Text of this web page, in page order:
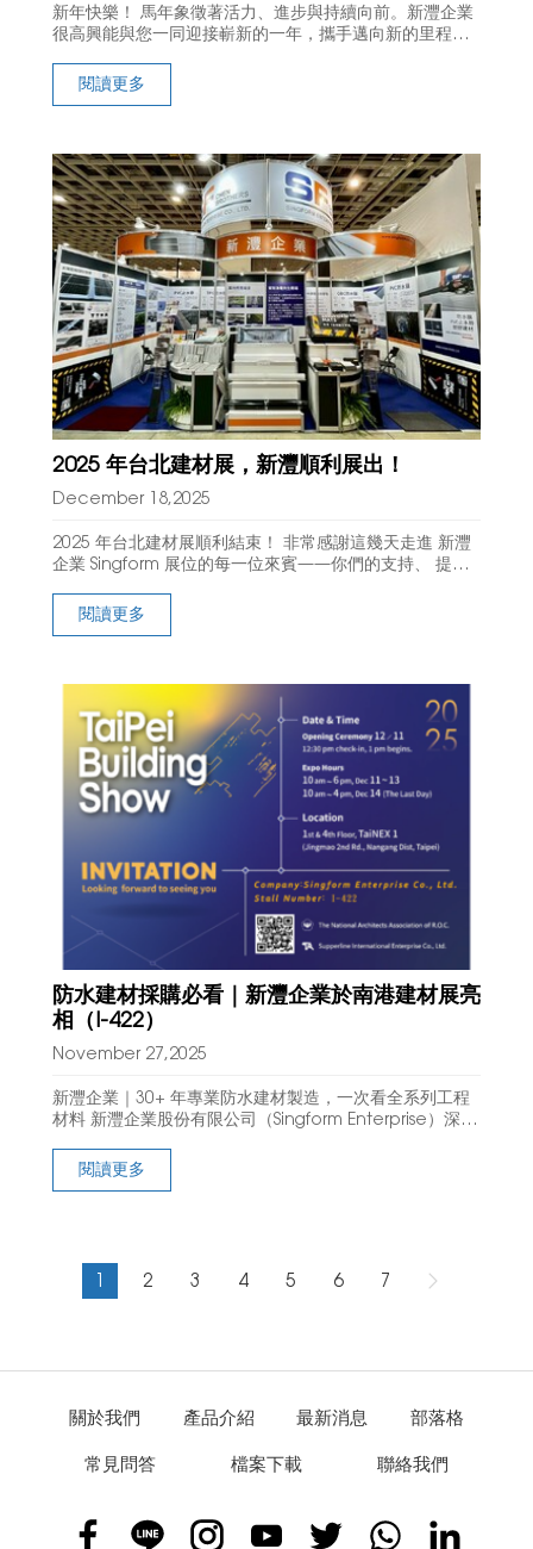
新年快樂！ 馬年象徵著活力、進步與持續向前。新灃企業
很高興能與您一同迎接嶄新的一年，攜手邁向新的里程
作關係，也期待在新的一年中，與您共同開創更多機會
閱讀更多
2025 年台北建材展，新灃順利展出！
December 18,2025
2025 年台北建材展順利結束！ 非常感謝這幾天走進 新灃
企業 Singform 展位的每一位來賓——你們的支持、 提問
次展覽中，以下產品與方案獲得
閱讀更多
防水建材採購必看｜新灃企業於南港建材展亮
相（I-422）
November 27,2025
新灃企業｜30+ 年專業防水建材製造，一次看全系列工程
材料 新灃企業股份有限公司（Singform Enterprise）深耕
30 年，
閱讀更多
1 2 3 4 5 6 7
關於我們 產品介紹 最新消息 部落格
常見問答 檔案下載 聯絡我們